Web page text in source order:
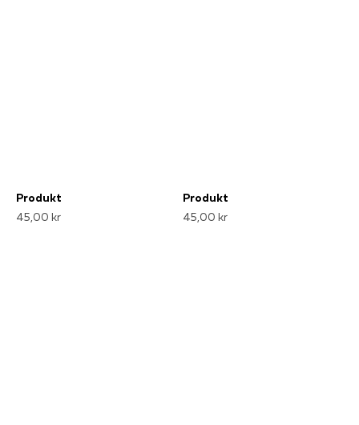
Produkt
45,00 kr
Produkt
45,00 kr